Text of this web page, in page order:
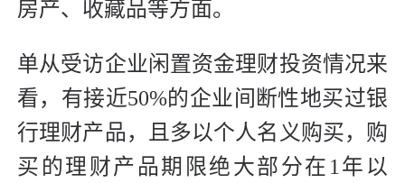
房产、收藏品等方面。
单从受访企业闲置资金理财投资情况来
看，有接近50%的企业间断性地买过银
行理财产品，且多以个人名义购买，购
买的理财产品期限绝大部分在1年以